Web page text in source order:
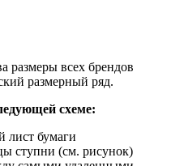
размеры всех брендов
размерный ряд.
схеме:
лист бумаги
ступни (см. рисунок)